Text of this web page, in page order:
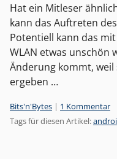
Hat ein Mitleser
kann das Auftreten
Potentiell kann das
WLAN etwas unschön
Änderung kommt, weil
ergeben …
Kategorien:
Bits'n'Bytes | 1 Kommentar
Tags für diesen Artikel: